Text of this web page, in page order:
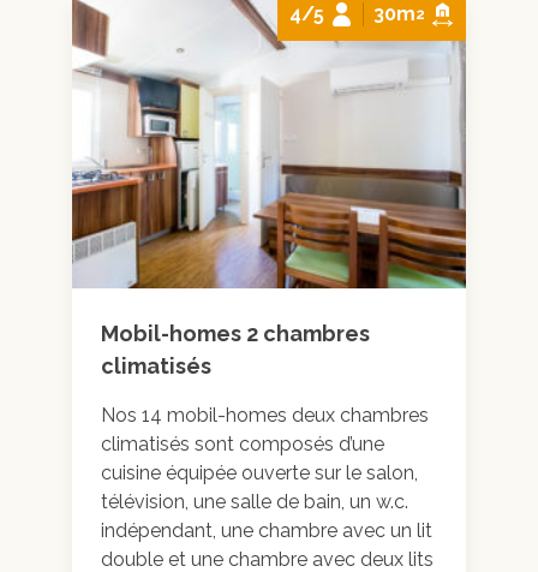
4/5 30m2
Galerie photo
Mobil-homes 2 chambres
climatisés
Nos 14 mobil-homes deux chambres
climatisés sont composés d’une
cuisine équipée ouverte sur le salon,
télévision, une salle de bain, un w.c.
indépendant, une chambre avec un lit
double et une chambre avec deux lits